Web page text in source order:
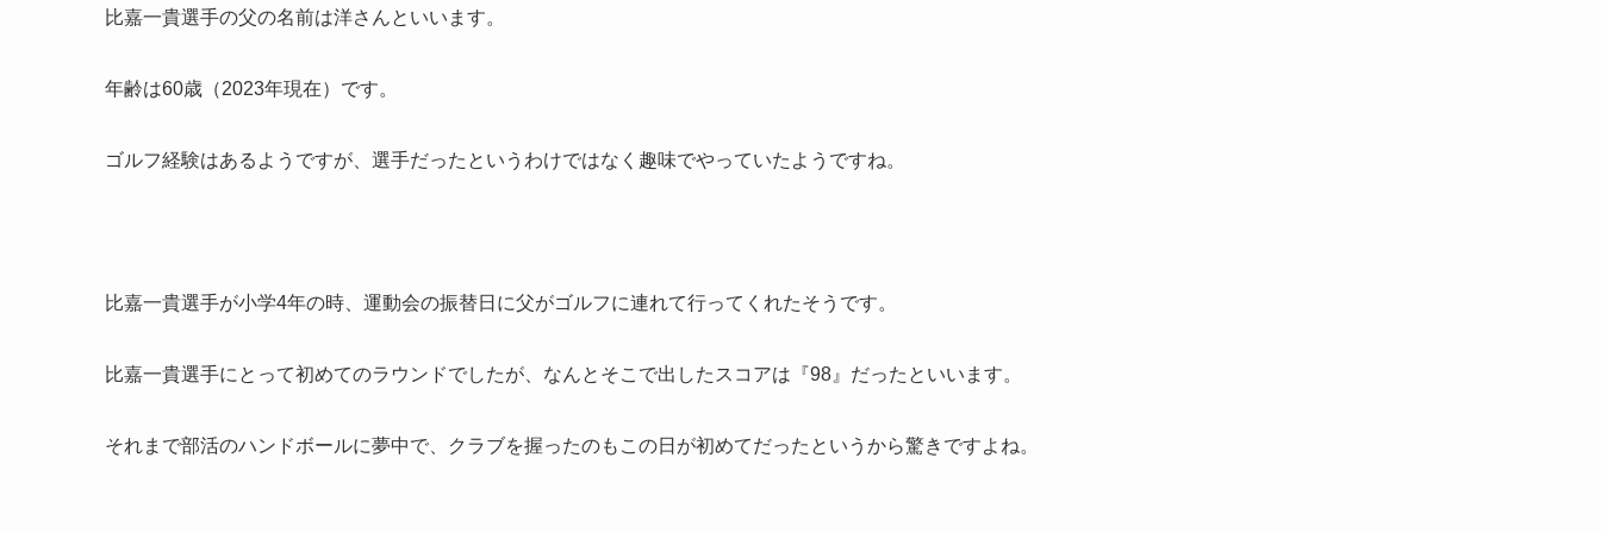
比嘉一貴選手の父の名前は洋さんといいます。
年齢は60歳（2023年現在）です。
ゴルフ経験はあるようですが、選手だったというわけではなく趣味でやっていたようですね。
比嘉一貴選手が小学4年の時、運動会の振替日に父がゴルフに連れて行ってくれたそうです。
比嘉一貴選手にとって初めてのラウンドでしたが、なんとそこで出したスコアは『98』だったといいます。
それまで部活のハンドボールに夢中で、クラブを握ったのもこの日が初めてだったというから驚きですよね。